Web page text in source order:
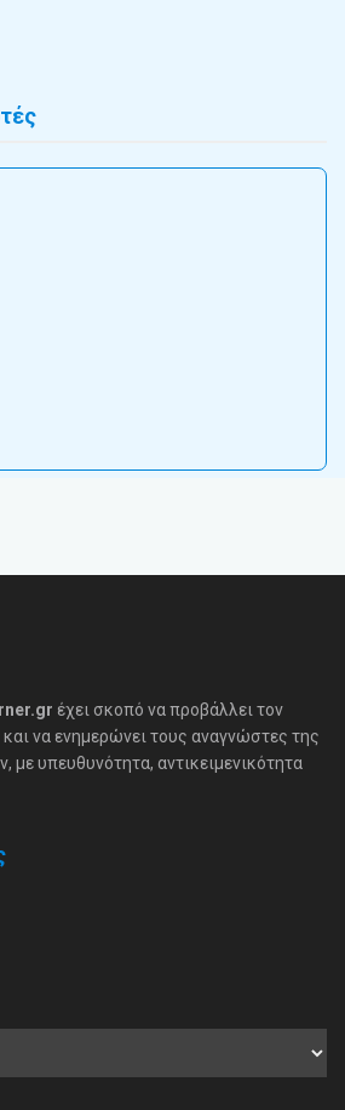
έχει σκοπό να προβάλλει τον
να ενημερώνει τους αναγνώστες της
με υπευθυνότητα, αντικειμενικότητα